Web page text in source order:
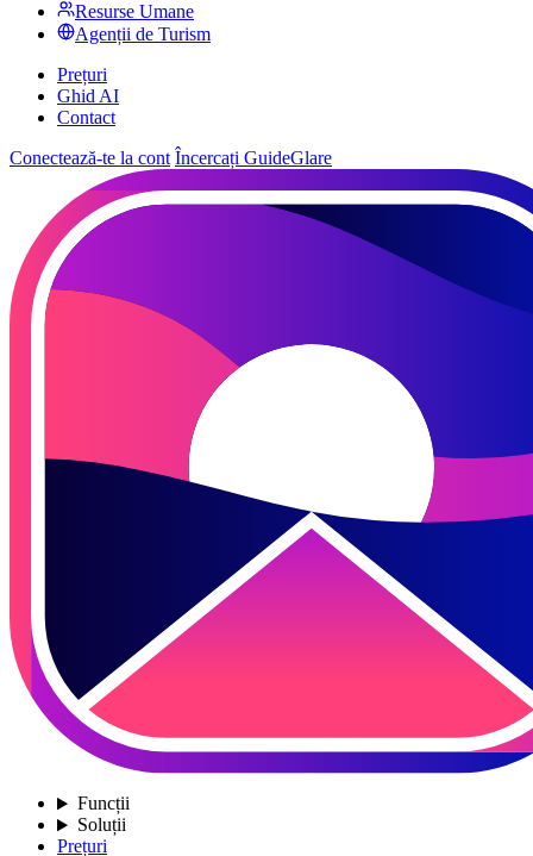
Resurse Umane
Agenții de Turism
Prețuri
Ghid AI
Contact
Conectează-te la cont Încercați GuideGlare
Funcții
Soluții
Prețuri